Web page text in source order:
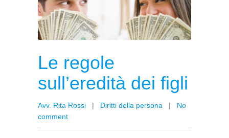
Le regole
sull’eredità dei figli
Avv. Rita Rossi | Diritti della persona | No
comment